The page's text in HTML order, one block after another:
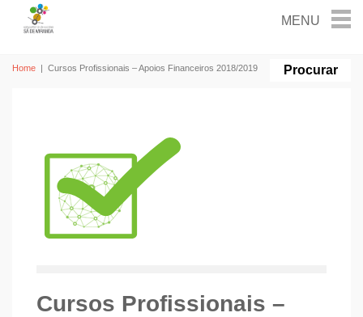
Home | Cursos Profissionais – Apoios Financeiros 2018/2019
Cursos Profissionais –